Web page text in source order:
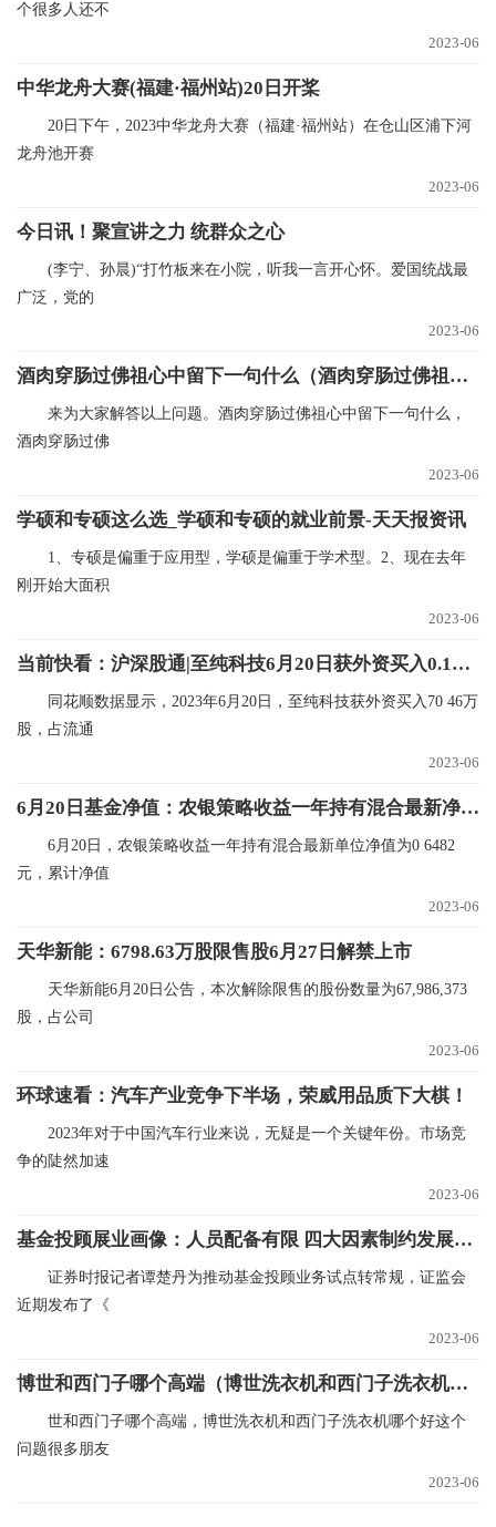
个很多人还不
2023-06
中华龙舟大赛(福建·福州站)20日开桨
20日下午，2023中华龙舟大赛（福建·福州站）在仓山区浦下河
龙舟池开赛
2023-06
今日讯！聚宣讲之力 统群众之心
(李宁、孙晨)“打竹板来在小院，听我一言开心怀。爱国统战最
广泛，党的
2023-06
酒肉穿肠过佛祖心中留下一句什么（酒肉穿肠过佛祖心中留下一句）_当前资讯
来为大家解答以上问题。酒肉穿肠过佛祖心中留下一句什么，
酒肉穿肠过佛
2023-06
学硕和专硕这么选_学硕和专硕的就业前景-天天报资讯
1、专硕是偏重于应用型，学硕是偏重于学术型。2、现在去年
刚开始大面积
2023-06
当前快看：沪深股通|至纯科技6月20日获外资买入0.18%股份
同花顺数据显示，2023年6月20日，至纯科技获外资买入70 46万
股，占流通
2023-06
6月20日基金净值：农银策略收益一年持有混合最新净值0.6482，跌0.2%-短讯
6月20日，农银策略收益一年持有混合最新单位净值为0 6482
元，累计净值
2023-06
天华新能：6798.63万股限售股6月27日解禁上市
天华新能6月20日公告，本次解除限售的股份数量为67,986,373
股，占公司
2023-06
环球速看：汽车产业竞争下半场，荣威用品质下大棋！
2023年对于中国汽车行业来说，无疑是一个关键年份。市场竞
争的陡然加速
2023-06
基金投顾展业画像：人员配备有限 四大因素制约发展_今日热闻
证券时报记者谭楚丹为推动基金投顾业务试点转常规，证监会
近期发布了《
2023-06
博世和西门子哪个高端（博世洗衣机和西门子洗衣机哪个好）_全球今日讯
世和西门子哪个高端，博世洗衣机和西门子洗衣机哪个好这个
问题很多朋友
2023-06